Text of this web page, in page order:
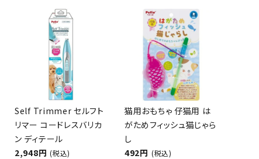
Self Trimmer セルフト
リマー コードレスバリカ
ン ディテール
2,948円 (税込)
猫用おもちゃ 仔猫用 は
がためフィッシュ猫じゃら
し
492円 (税込)